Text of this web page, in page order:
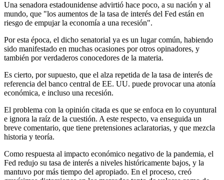
Una senadora estadounidense advirtió hace poco, a su nación y al
mundo, que "los aumentos de la tasa de interés del Fed están en
riesgo de empujar la economía a una recesión".
Por esta época, el dicho senatorial ya es un lugar común, habiendo
sido manifestado en muchas ocasiones por otros opinadores, y
también por verdaderos conocedores de la materia.
Es cierto, por supuesto, que el alza repetida de la tasa de interés de
referencia del banco central de EE. UU. puede provocar una atonía
económica, e incluso una recesión.
El problema con la opinión citada es que se enfoca en lo coyuntural
e ignora la raíz de la cuestión. A este respecto, va enseguida un
breve comentario, que tiene pretensiones aclaratorias, y que mezcla
historia y teoría.
Como respuesta al impacto económico negativo de la pandemia, el
Fed redujo su tasa de interés a niveles históricamente bajos, y la
mantuvo por más tiempo del apropiado. En el proceso, creó